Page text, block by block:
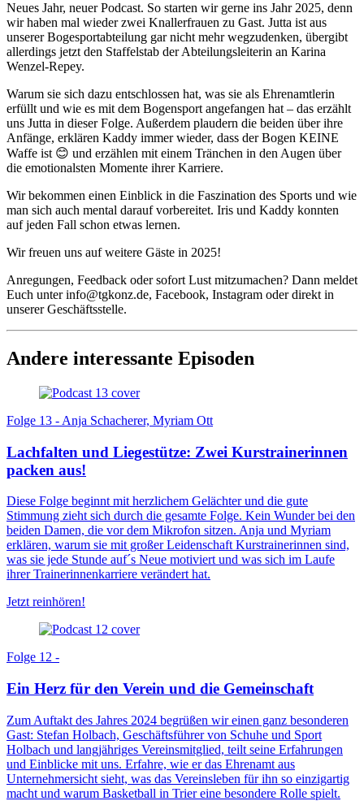
Neues Jahr, neuer Podcast. So starten wir gerne ins Jahr 2025, denn
wir haben mal wieder zwei Knallerfrauen zu Gast. Jutta ist aus
unserer Bogesportabteilung gar nicht mehr wegzudenken, übergibt
allerdings jetzt den Staffelstab der Abteilungsleiterin an Karina
Wenzel-Repey.
Warum sie sich dazu entschlossen hat, was sie als Ehrenamtlerin
erfüllt und wie es mit dem Bogensport angefangen hat – das erzählt
uns Jutta in dieser Folge. Außerdem plaudern die beiden über ihre
Anfänge, erklären Kaddy immer wieder, dass der Bogen KEINE
Waffe ist 😊 und erzählen mit einem Tränchen in den Augen über
die emotionalsten Momente ihrer Karriere.
Wir bekommen einen Einblick in die Faszination des Sports und wie
man sich auch mental darauf vorbereitet. Iris und Kaddy konnten
auf jeden Fall schon etwas lernen.
Wir freuen uns auf weitere Gäste in 2025!
Anregungen, Feedback oder sofort Lust mitzumachen? Dann meldet
Euch unter info@tgkonz.de, Facebook, Instagram oder direkt in
unserer Geschäftsstelle.
Andere interessante Episoden
Folge 13 - Anja Schacherer, Myriam Ott
Lachfalten und Liegestütze: Zwei Kurstrainerinnen
packen aus!
Diese Folge beginnt mit herzlichem Gelächter und die gute
Stimmung zieht sich durch die gesamte Folge. Kein Wunder bei den
beiden Damen, die vor dem Mikrofon sitzen. Anja und Myriam
erklären, warum sie mit großer Leidenschaft Kurstrainerinnen sind,
was sie jede Stunde auf´s Neue motiviert und was sich im Laufe
ihrer Trainerinnenkarriere verändert hat.
Jetzt reinhören!
Folge 12 -
Ein Herz für den Verein und die Gemeinschaft
Zum Auftakt des Jahres 2024 begrüßen wir einen ganz besonderen
Gast: Stefan Holbach, Geschäftsführer von Schuhe und Sport
Holbach und langjähriges Vereinsmitglied, teilt seine Erfahrungen
und Einblicke mit uns. Erfahre, wie er das Ehrenamt aus
Unternehmersicht sieht, was das Vereinsleben für ihn so einzigartig
macht und warum Basketball in Trier eine besondere Rolle spielt.